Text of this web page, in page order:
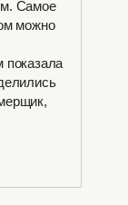
Самое
можно
показала